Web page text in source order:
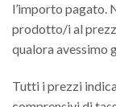
l’importo pagato.
prodotto/i al
qualora avessimo
Tutti i prezzi